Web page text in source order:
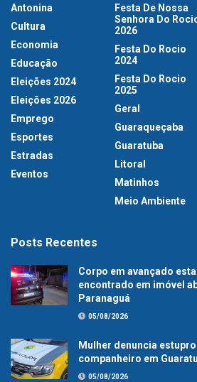
Antonina
Cultura
Economia
Educação
Eleições 2024
Eleições 2026
Emprego
Esportes
Estradas
Eventos
Festa De Nossa
Senhora Do
2026
Festa Do Rocio
2024
Festa Do Rocio
2025
Geral
Guaraqueçaba
Guaratuba
Litoral
Matinhos
Meio Ambiente
Posts Recentes
Corpo em avançado
encontrado em imóvel
Paranaguá
05/08/2026
Mulher denuncia
companheiro em
05/08/2026